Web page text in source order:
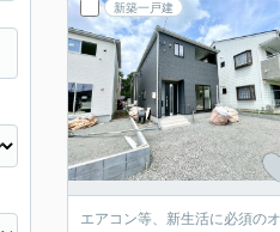
新築一戸建
エアコン等、新生活に必須の